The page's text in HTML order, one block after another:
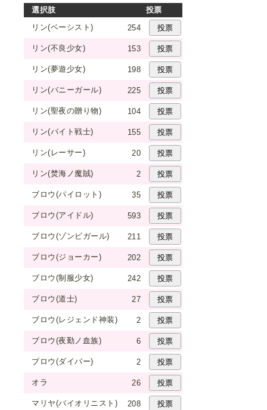
選択肢
投票
リン(ベーシスト)
254
リン(不良少女) 153
リン(夢遊少女) 198
リン(バニーガール) 225
リン(聖夜の贈り物) 104
リン(バイト戦士) 155
リン(レーサー) 20
リン(焚海ノ魔賊) 2
ブロウ(パイロット) 35
ブロウ(アイドル) 593
ブロウ(ゾンビガール) 211
ブロウ(ジョーカー) 202
ブロウ(制服少女) 242
ブロウ(道士) 27
ブロウ(レジェンド神装) 2
ブロウ(夜勤ノ血族) 6
ブロウ(ダイバー) 2
オラ 26
マリヤ(バイオリニスト) 208